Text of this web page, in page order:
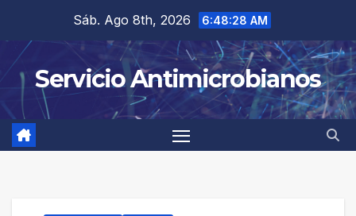
contenido
Sáb. Ago 8th, 2026 6:48:28 AM
Servicio Antimicrobianos